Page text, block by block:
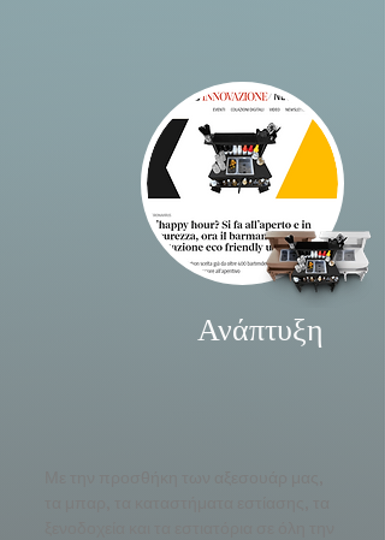
Ανάπτυξη